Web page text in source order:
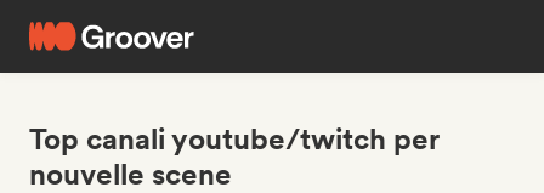
Top canali youtube/twitch per
nouvelle scene